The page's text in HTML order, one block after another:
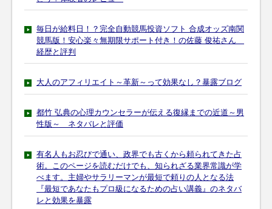
毎日が給料日！？完全自動競馬投資ソフト 合成オッズ南関
競馬版！安心楽々無期限サポート付き！の佐藤 俊祐さん
経歴と評判
大人のアフィリエイト～革新～って効果なし？暴露ブログ
都竹 弘典の心理カウンセラーが伝える復縁までの近道～男
性版～ ネタバレと評価
有名人もお忍びで通い、政界でも古くから頼られてきた占
術。このページを読むだけでも、知られざる業界常識が学
べます。主婦やサラリーマンが最短で頼りの人となる法
『最短であなたもプロ級になるための占い講義』のネタバ
レと効果を暴露